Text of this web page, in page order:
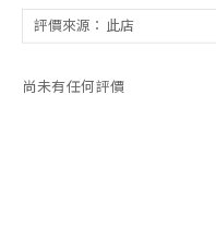
尚未有任何評價